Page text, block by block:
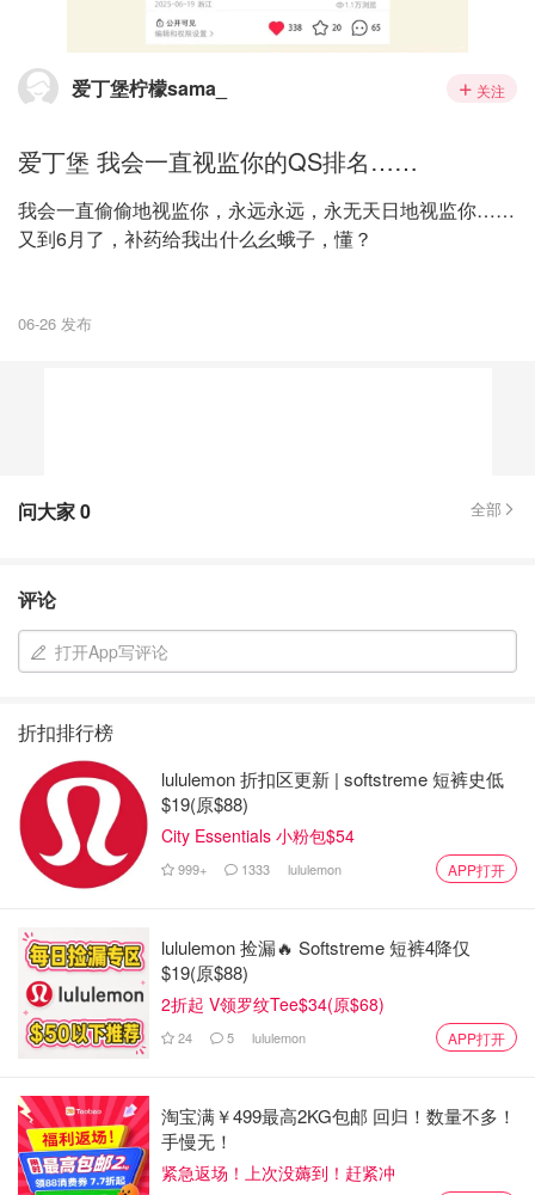
爱丁堡柠檬sama_ 关注
爱丁堡 我会一直视监你的QS排名……
我会一直偷偷地视监你，永远永远，永无天日地视监你……
又到6月了，补药给我出什么幺蛾子，懂？
06-26 发布
问大家0 全部
评论
打开App写评论
折扣排行榜
lululemon 折扣区更新 | softstreme 短裤史低
$19(原$88)
City Essentials 小粉包$54
999+ 1333 lululemon APP打开
lululemon 捡漏🔥 Softstreme 短裤4降仅
$19(原$88)
2折起 V领罗纹Tee$34(原$68)
24 5 lululemon APP打开
淘宝满￥499最高2KG包邮 回归！数量不多！
手慢无！
紧急返场！上次没薅到！赶紧冲